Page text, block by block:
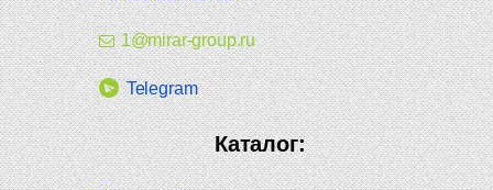
1@mirar-group.ru
Telegram
Каталог: